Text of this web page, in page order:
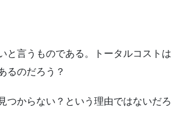
と言うものである。トータルコストは
るのだろう？
つからない？という理由ではないだろ